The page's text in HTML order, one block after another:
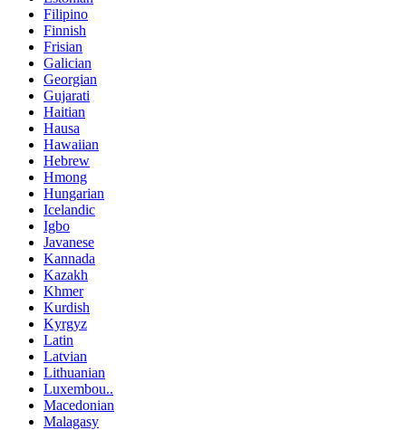
Filipino
Finnish
Frisian
Galician
Georgian
Gujarati
Haitian
Hausa
Hawaiian
Hebrew
Hmong
Hungarian
Icelandic
Igbo
Javanese
Kannada
Kazakh
Khmer
Kurdish
Kyrgyz
Latin
Latvian
Lithuanian
Luxembou..
Macedonian
Malagasy